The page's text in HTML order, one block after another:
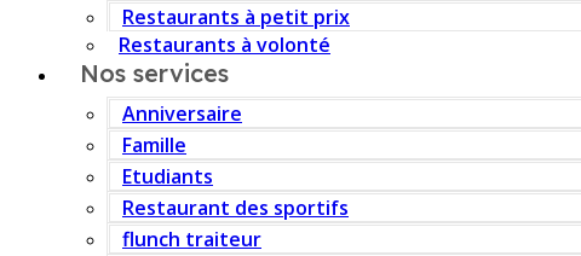
Restaurants à petit prix
Restaurants à volonté
Nos services
Anniversaire
Famille
Etudiants
Restaurant des sportifs
flunch traiteur